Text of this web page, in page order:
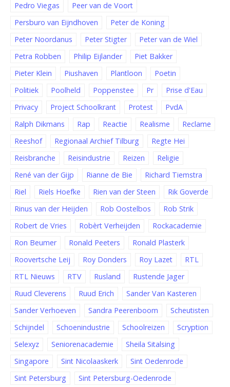
Pedro Viegas
Peer van de Voort
Persburo van Eijndhoven
Peter de Koning
Peter Noordanus
Peter Stigter
Peter van de Wiel
Petra Robben
Philip Eijlander
Piet Bakker
Pieter Klein
Piushaven Plantloon
Poetin
Politiek
Poolheld Poppenstee Pr
Prise d'Eau
Privacy
Project Schoolkrant Protest
PvdA
Ralph Dikmans
Rap Reactie Realisme
Reclame
Reeshof
Regionaal Archief Tilburg
Regte Hei
Reisbranche
Reisindustrie Reizen
Religie
René van der Gijp
Rianne de Bie
Richard Tiemstra
Riel
Riels Hoefke Rien van der Steen
Rik Goverde
Rinus van der Heijden
Rob Oostelbos
Rob Strik
Robert de Vries
Robèrt Verheijden
Rockacademie
Ron Beumer
Ronald Peeters
Ronald Plasterk
Roovertsche Leij
Roy Donders Roy Lazet
RTL
RTL Nieuws
RTV Rusland
Rustende Jager
Ruud Cleverens
Ruud Erich
Sander Van Kasteren
Sander Verhoeven
Sandra Peerenboom
Scheutisten
Schijndel
Schoenindustrie Schoolreizen
Scryption
Selexyz
Seniorenacademie
Sheila Sitalsing
Singapore
Sint Nicolaaskerk
Sint Oedenrode
Sint Petersburg
Sint Petersburg-Oedenrode